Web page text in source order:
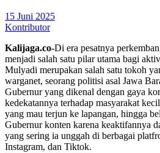
15 Juni 2025
Kontributor
Kalijaga.co-Di era pesatnya
menjadi salah satu pilar utama bagi
Mulyadi merupakan salah satu tokoh
warganet, seorang politisi asal Jawa
Gubernur yang dikenal dengan gaya
kedekatannya terhadap masyarakat
yang mau terjun ke lapangan, hingga
Gubernur konten karena keaktifannya
yang sering ia unggah di berbagai
Instagram, dan Tiktok.